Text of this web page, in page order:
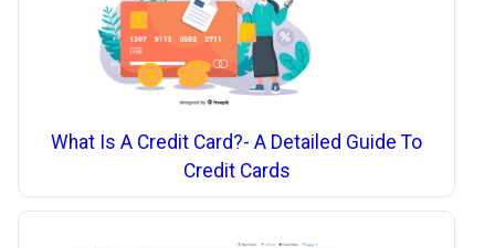
What Is A Credit Card?- A Detailed Guide To
Credit Cards